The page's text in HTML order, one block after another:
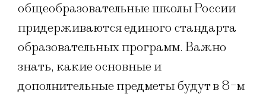
общеобразовательные школы России
придерживаются единого стандарта
образовательных программ. Важно
знать, какие основные и
дополнительные предметы будут в 8-м